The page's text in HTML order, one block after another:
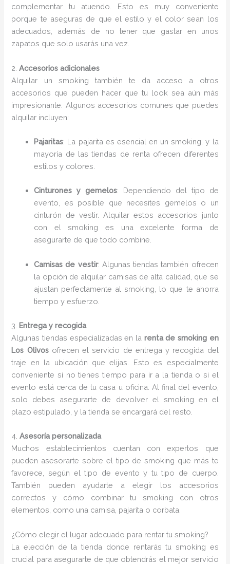
complementar tu atuendo. Esto es muy conveniente
porque te aseguras de que el estilo y el color sean los
adecuados, además de no tener que gastar en unos
zapatos que solo usarás una vez.
2.Accesorios adicionales
Alquilar un smoking también te da acceso a otros
accesorios que pueden hacer que tu look sea aún más
impresionante. Algunos accesorios comunes que puedes
alquilar incluyen:
Pajaritas: La pajarita es esencial en un smoking, y la
mayoría de las tiendas de renta ofrecen diferentes
estilos y colores.
Cinturones y gemelos: Dependiendo del tipo de
evento, es posible que necesites gemelos o un
cinturón de vestir. Alquilar estos accesorios junto
con el smoking es una excelente forma de
asegurarte de que todo combine.
Camisas de vestir: Algunas tiendas también ofrecen
la opción de alquilar camisas de alta calidad, que se
ajustan perfectamente al smoking, lo que te ahorra
tiempo y esfuerzo.
3. Entrega y recogida
Algunas tiendas especializadas en la renta de smoking en
Los Olivosofrecen el servicio de entrega y recogida del
traje en la ubicación que elijas. Esto es especialmente
conveniente si no tienes tiempo para ir a la tienda o si el
evento está cerca de tu casa u oficina. Al final del evento,
solo debes asegurarte de devolver el smoking en el
plazo estipulado, y la tienda se encargará del resto.
4.Asesoría personalizada
Muchos establecimientos cuentan con expertos que
pueden asesorarte sobre el tipo de smoking que más te
favorece, según el tipo de evento y tu tipo de cuerpo.
También pueden ayudarte a elegir los accesorios
correctos y cómo combinar tu smoking con otros
elementos, como una camisa, pajarita o corbata.
¿Cómo elegir el lugar adecuado para rentar tu smoking?
La elección de la tienda donde rentarás tu smoking es
crucial para asegurarte de que obtendrás el mejor servicio